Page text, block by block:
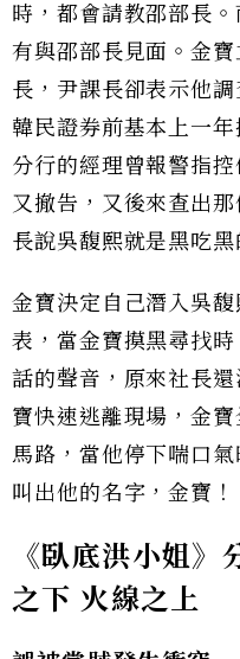
時，都會請教邵部長
有與邵部長見面。金
長，尹課長卻表示他
韓民證券前基本上一
分行的經理曾報警指
又撤告，又後來查出
長說吳馥熙就是黑吃黑
金寶決定自己潛入吳
表，當金寶摸黑尋找
話的聲音，原來社長
寶快速逃離現場，金
馬路，當他停下喘口
叫出他的名字，金寶！
《臥底洪小姐》
之下 火線之上